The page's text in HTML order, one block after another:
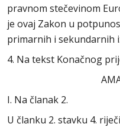
pravnom stečevinom
je ovaj Zakon u
primarnih i sekundarnih
4. Na tekst Konačnog
I. Na članak 2.
U članku 2. stavku 4.